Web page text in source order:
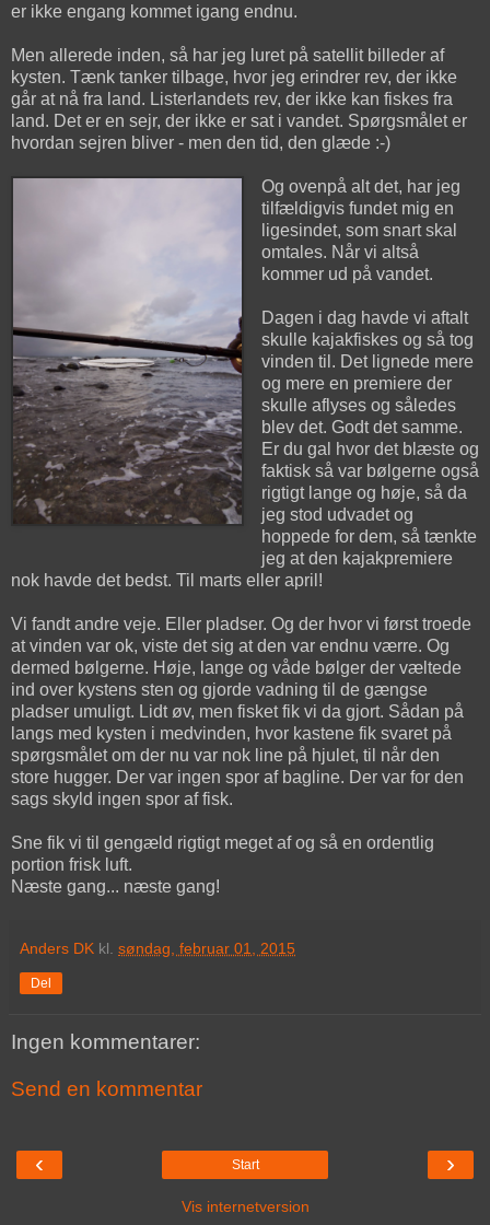
er ikke engang kommet igang endnu.
Men allerede inden, så har jeg luret på satellit billeder af
kysten. Tænk tanker tilbage, hvor jeg erindrer rev, der ikke
går at nå fra land. Listerlandets rev, der ikke kan fiskes fra
land. Det er en sejr, der ikke er sat i vandet. Spørgsmålet er
hvordan sejren bliver - men den tid, den glæde :-)
Og ovenpå alt det, har jeg
tilfældigvis fundet mig en
ligesindet, som snart skal
omtales. Når vi altså
kommer ud på vandet.
Dagen i dag havde vi aftalt
skulle kajakfiskes og så tog
vinden til. Det lignede mere
og mere en premiere der
skulle aflyses og således
blev det. Godt det samme.
Er du gal hvor det blæste og
faktisk så var bølgerne også
rigtigt lange og høje, så da
jeg stod udvadet og
hoppede for dem, så tænkte
jeg at den kajakpremiere
nok havde det bedst. Til marts eller april!
Vi fandt andre veje. Eller pladser. Og der hvor vi først troede
at vinden var ok, viste det sig at den var endnu værre. Og
dermed bølgerne. Høje, lange og våde bølger der væltede
ind over kystens sten og gjorde vadning til de gængse
pladser umuligt. Lidt øv, men fisket fik vi da gjort. Sådan på
langs med kysten i medvinden, hvor kastene fik svaret på
spørgsmålet om der nu var nok line på hjulet, til når den
store hugger. Der var ingen spor af bagline. Der var for den
sags skyld ingen spor af fisk.
Sne fik vi til gengæld rigtigt meget af og så en ordentlig
portion frisk luft.
Næste gang... næste gang!
Anders DK kl. søndag, februar 01, 2015
Del
Ingen kommentarer:
Send en kommentar
‹ ›
Start
Vis internetversion